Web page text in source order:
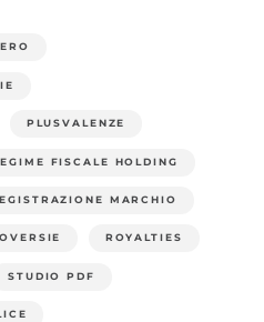
PLUSVALENZE
FISCALE HOLDING
MARCHIO
ROYALTIES
STUDIO PDF